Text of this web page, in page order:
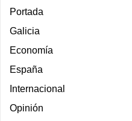
Portada
Galicia
Economía
España
Internacional
Opinión